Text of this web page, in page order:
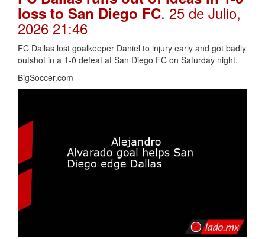
loss to San Diego FC. 25 de Julio,
2026 21:46
FC Dallas lost goalkeeper Daniel to injury early and got badly
outshot in a 1-0 defeat at San Diego FC on Saturday night.
BigSoccer.com